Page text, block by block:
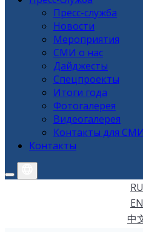
Пресс-служба
Новости
Мероприятия
СМИ о нас
Дайджесты
Спецпроекты
Итоги года
Фотогалерея
Видеогалерея
Контакты для СМИ
Контакты
RU
EN
中